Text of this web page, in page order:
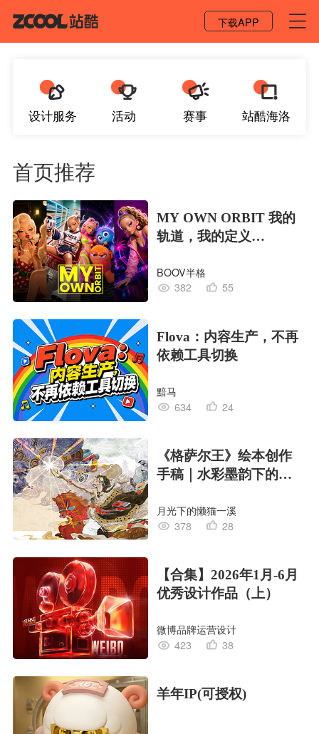
下载APP
设计服务 活动 赛事 站酷海洛
首页推荐
MY OWN ORBIT 我的
轨道，我的定义
对
BOOV半格
382
55
Flova：内容生产，不再
依赖工具切换
黯马
634
24
《格萨尔王》绘本创作
手稿｜水彩墨韵下的史
月光下的懒猫一溪
378
28
【合集】2026年1月-6月
优秀设计作品（上）
微博品牌运营设计
423
38
羊年IP(可授权)